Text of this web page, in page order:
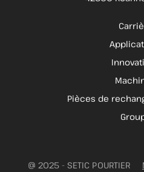
Pièces de
@ 2025 - SETIC POURTIER